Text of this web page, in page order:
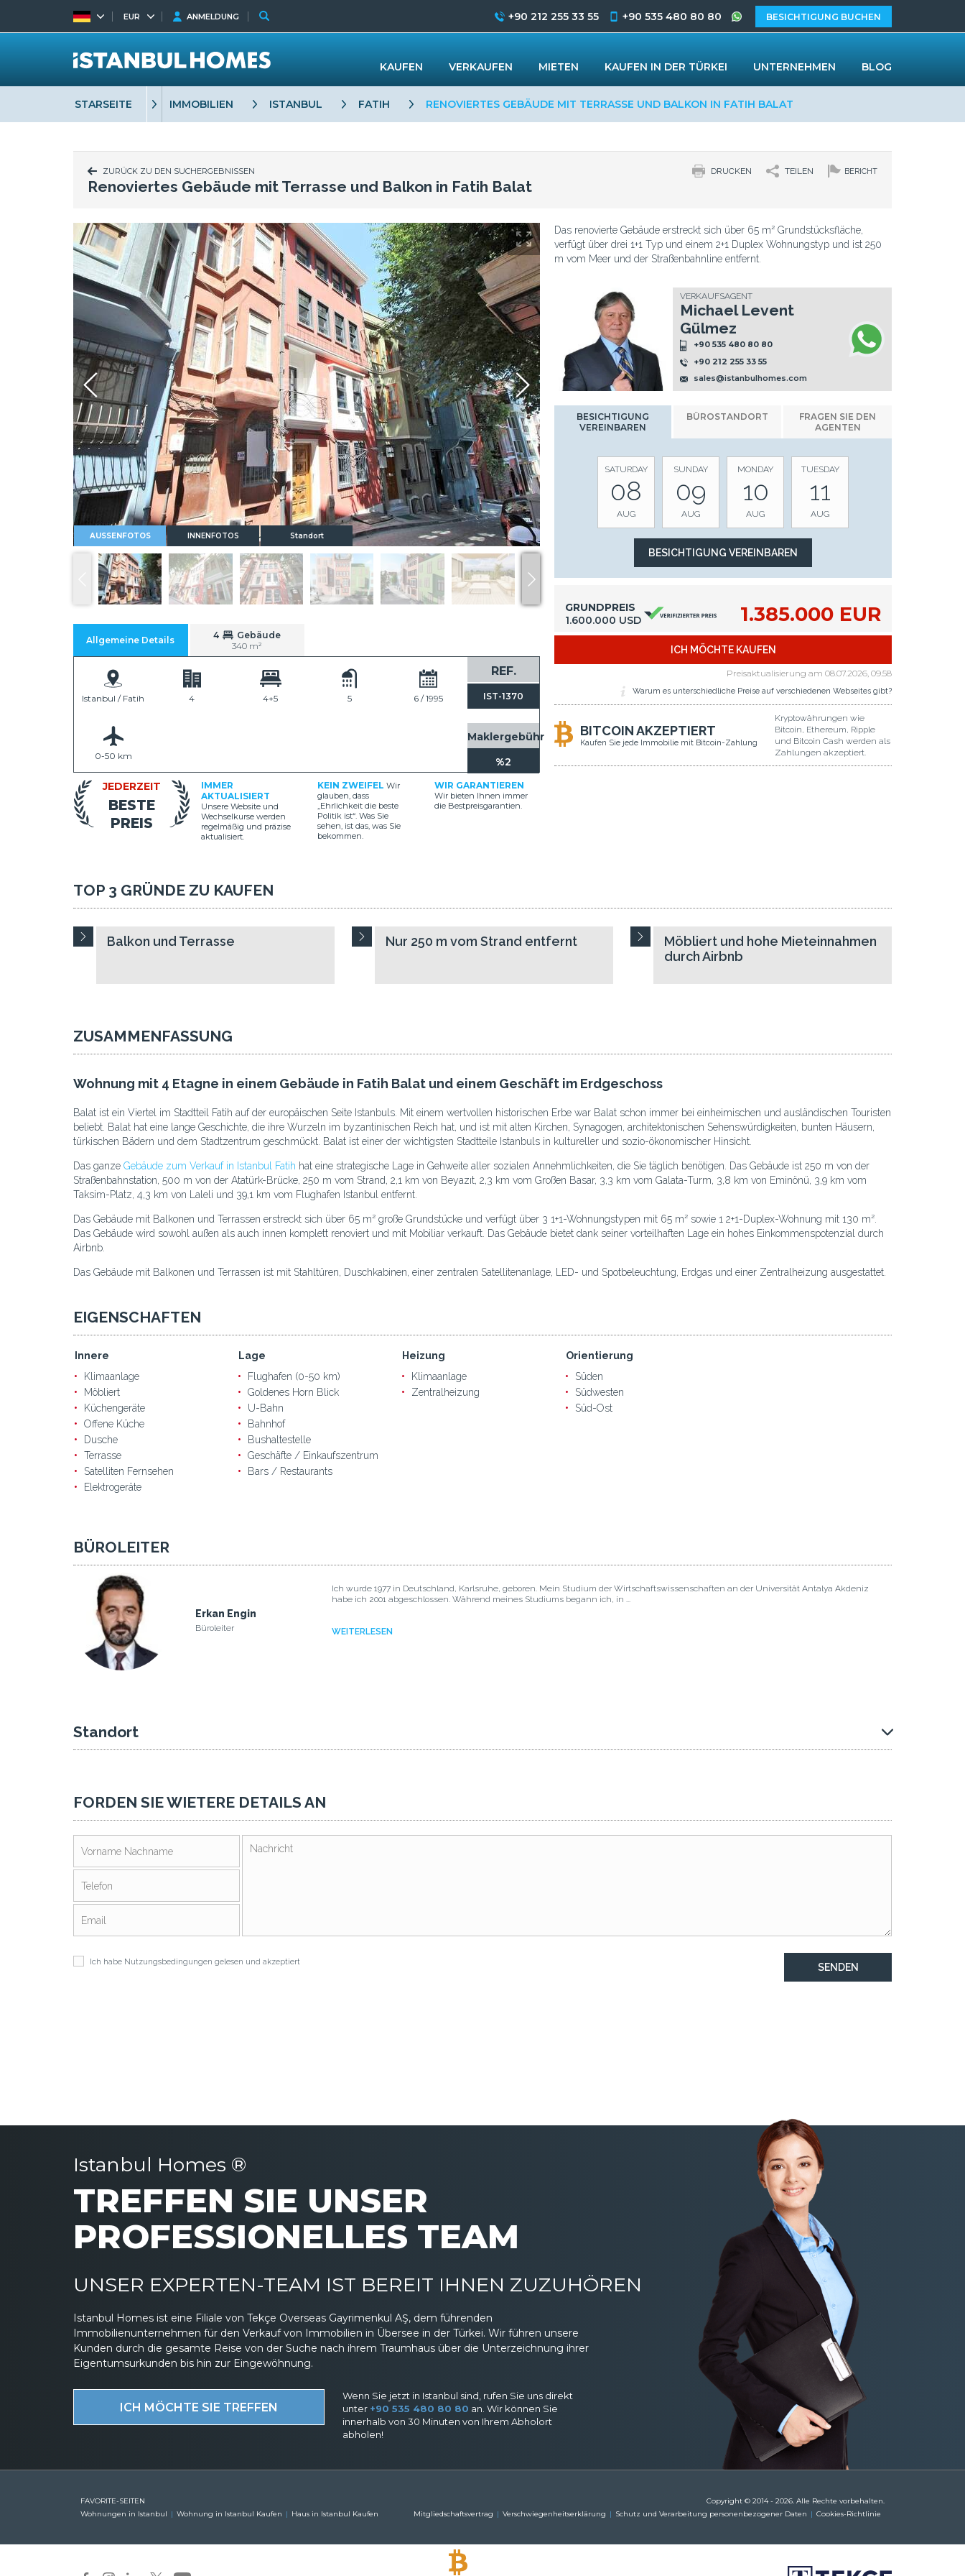
STARSEITE IMMOBILIEN ISTANBUL FATIH RENOVIERTES GEBÄUDE MIT TERRASSE UND BALKON IN FATIH BALAT
ZURÜCK ZU DEN SUCHERGEBNISSEN BERICHT
TEILEN
DRUCKEN
Renoviertes Gebäude mit Terrasse und Balkon in Fatih Balat
AUSSENFOTOS INNENFOTOS Standort
Allgemeine Details 4
Gebäude
340 m²
REF.
IST-1370
Maklergebühr
%2
Istanbul / Fatih 4 4+5 5 6 / 1995
0-50 km
JEDERZEIT
BESTE
PREIS
IMMER
AKTUALISIERT
Unsere Website und
Wechselkurse werden
regelmäßig und präzise
aktualisiert.
KEIN ZWEIFEL Wir
glauben, dass
„Ehrlichkeit die beste
Politik ist“. Was Sie
sehen, ist das, was Sie
bekommen.
WIR GARANTIEREN
Wir bieten Ihnen immer
die Bestpreisgarantien.
Das renovierte Gebäude erstreckt sich über 65 m² Grundstücksfläche,
verfügt über drei 1+1 Typ und einem 2+1 Duplex Wohnungstyp und ist 250
m vom Meer und der Straßenbahnline entfernt.
VERKAUFSAGENT
Michael Levent
Gülmez
+90 535 480 80 80
+90 212 255 33 55
sales@istanbulhomes.com
Whatsapp
BESICHTIGUNG
VEREINBAREN
BÜROSTANDORT
FRAGEN SIE DEN
AGENTEN
SATURDAY
08
AUG
SUNDAY
09
AUG
MONDAY
10
AUG
TUESDAY
11
AUG
GRUNDPREIS
1.600.000 USD
1.385.000 EUR
ICH MÖCHTE KAUFEN
Preisaktualisierung am 08.07.2026, 09.58
Warum es unterschiedliche Preise auf verschiedenen Webseites gibt?
BITCOIN AKZEPTIERT
Kaufen Sie jede Immobilie mit Bitcoin-Zahlung
Kryptowährungen wie
Bitcoin, Ethereum, Ripple
und Bitcoin Cash werden als
Zahlungen akzeptiert.
TOP 3 GRÜNDE ZU KAUFEN
Balkon und Terrasse Nur 250 m vom Strand entfernt
Möbliert und hohe Mieteinnahmen
durch Airbnb
ZUSAMMENFASSUNG
Wohnung mit 4 Etagne in einem Gebäude in Fatih Balat und einem Geschäft im Erdgeschoss
Balat ist ein Viertel im Stadtteil Fatih auf der europäischen Seite Istanbuls. Mit einem wertvollen historischen Erbe war Balat schon immer bei einheimischen und ausländischen Touristen
beliebt. Balat hat eine lange Geschichte, die ihre Wurzeln im byzantinischen Reich hat, und ist mit alten Kirchen, Synagogen, architektonischen Sehenswürdigkeiten, bunten Häusern,
türkischen Bädern und dem Stadtzentrum geschmückt. Balat ist einer der wichtigsten Stadtteile Istanbuls in kultureller und sozio-ökonomischer Hinsicht.
Das ganze Gebäude zum Verkauf in Istanbul Fatih hat eine strategische Lage in Gehweite aller sozialen Annehmlichkeiten, die Sie täglich benötigen. Das Gebäude ist 250 m von der
Straßenbahnstation, 500 m von der Atatürk-Brücke, 250 m vom Strand, 2,1 km von Beyazıt, 2,3 km vom Großen Basar, 3,3 km vom Galata-Turm, 3,8 km von Eminönü, 3,9 km vom
Taksim-Platz, 4,3 km von Laleli und 39,1 km vom Flughafen Istanbul entfernt.
Das Gebäude mit Balkonen und Terrassen erstreckt sich über 65 m² große Grundstücke und verfügt über 3 1+1-Wohnungstypen mit 65 m² sowie 1 2+1-Duplex-Wohnung mit 130 m².
Das Gebäude wird sowohl außen als auch innen komplett renoviert und mit Mobiliar verkauft. Das Gebäude bietet dank seiner vorteilhaften Lage ein hohes Einkommenspotenzial durch
Airbnb.
Das Gebäude mit Balkonen und Terrassen ist mit Stahltüren, Duschkabinen, einer zentralen Satellitenanlage, LED- und Spotbeleuchtung, Erdgas und einer Zentralheizung ausgestattet.
EIGENSCHAFTEN
Innere
Klimaanlage
Möbliert
Küchengeräte
Offene Küche
Dusche
Terrasse
Satelliten Fernsehen
Elektrogeräte
Lage
Flughafen (0-50 km)
Goldenes Horn Blick
U-Bahn
Bahnhof
Bushaltestelle
Geschäfte / Einkaufszentrum
Bars / Restaurants
Heizung
Klimaanlage
Zentralheizung
Orientierung
Süden
Südwesten
Süd-Ost
BÜROLEITER
Erkan Engin
Büroleiter
Ich wurde 1977 in Deutschland, Karlsruhe, geboren. Mein Studium der Wirtschaftswissenschaften an der Universität Antalya Akdeniz
habe ich 2001 abgeschlossen. Während meines Studiums begann ich, in ...
WEITERLESEN
Standort
FORDEN SIE WIETERE DETAILS AN
Ich habe Nutzungsbedingungen gelesen und akzeptiert
EUR ANMELDUNG +90 212 255 33 55 +90 535 480 80 80 BESICHTIGUNG BUCHEN
KAUFEN VERKAUFEN MIETEN KAUFEN IN DER TÜRKEI UNTERNEHMEN BLOG
Istanbul Homes ®
TREFFEN SIE UNSER
PROFESSIONELLES TEAM
UNSER EXPERTEN-TEAM IST BEREIT IHNEN ZUZUHÖREN
Istanbul Homes ist eine Filiale von Tekçe Overseas Gayrimenkul AŞ, dem führenden
Immobilienunternehmen für den Verkauf von Immobilien in Übersee in der Türkei. Wir führen unsere
Kunden durch die gesamte Reise von der Suche nach ihrem Traumhaus über die Unterzeichnung ihrer
Eigentumsurkunden bis hin zur Eingewöhnung.
ICH MÖCHTE SIE TREFFEN
Wenn Sie jetzt in Istanbul sind, rufen Sie uns direkt
unter +90 535 480 80 80 an. Wir können Sie
innerhalb von 30 Minuten von Ihrem Abholort
abholen!
FAVORITE-SEITEN
Wohnungen in Istanbul
Wohnung in Istanbul Kaufen Haus in Istanbul Kaufen
Copyright © 2014 - 2026. Alle Rechte vorbehalten.
Mitgliedschaftsvertrag
Verschwiegenheitserklärung Schutz und Verarbeitung personenbezogener Daten Cookies-Richtlinie